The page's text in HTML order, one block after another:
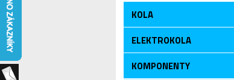
KOLA
ELEKTROKOLA
KOMPONENTY